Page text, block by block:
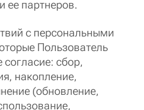
ее партнеров.
с персональными
Пользователь
сбор,
накопление,
(обновление,